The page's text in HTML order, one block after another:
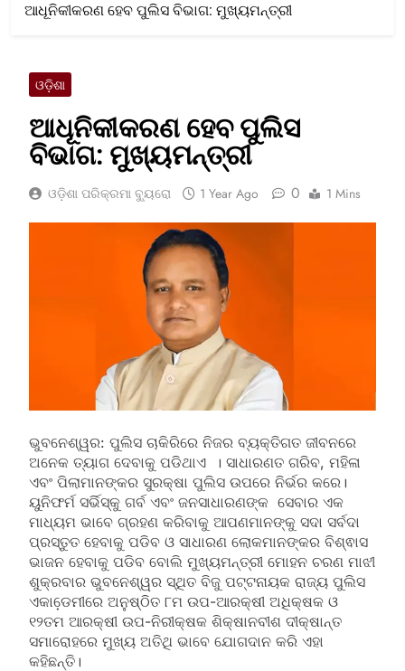
ଆଧୂନିକୀକରଣ ହେବ ପୁଲିସ ବିଭାଗ: ମୁଖ୍ୟମନ୍ତ୍ରୀ
ଓଡ଼ିଶା
ଆଧୂନିକୀକରଣ ହେବ ପୁଲିସ
ବିଭାଗ: ମୁଖ୍ୟମନ୍ତ୍ରୀ
ଓଡ଼ିଶା ପରିକ୍ରମା ବ୍ୟୁରୋ 1 Year Ago 0 1 Mins
ଭୁବନେଶ୍ୱର: ପୁଲିସ ଚାକିରିରେ ନିଜର ବ୍ୟକ୍ତିଗତ ଜୀବନରେ
ଅନେକ ତ୍ୟାଗ ଦେବାକୁ ପଡିଥାଏ । ସାଧାରଣତ ଗରିବ, ମହିଳା
ଏବଂ ପିଲାମାନଙ୍କର ସୁରକ୍ଷା ପୁଲିସ ଉପରେ ନିର୍ଭର କରେ।
ୟୁନିଫର୍ମ ସର୍ଭିସ୍‌କୁ ଗର୍ବ ଏବଂ ଜନସାଧାରଣଙ୍କ ସେବାର ଏକ
ମାଧ୍ୟମ ଭାବେ ଗ୍ରହଣ କରିବାକୁ ଆପଣମାନଙ୍କୁ ସଦା ସର୍ବଦା
ପ୍ରସ୍ତୁତ ହେବାକୁ ପଡିବ ଓ ସାଧାରଣ ଲୋକମାନଙ୍କର ବିଶ୍ଵାସ
ଭାଜନ ହେବାକୁ ପଡିବ ବୋଲି ମୁଖ୍ୟମନ୍ତ୍ରୀ ମୋହନ ଚରଣ ମାଝୀ
ଶୁକ୍ରବାର ଭୁବନେଶ୍ୱର ସ୍ଥିତ ବିଜୁ ପଟ୍ଟନାୟକ ରାଜ୍ୟ ପୁଲିସ
ଏକାଡେ଼ମୀରେ ଅନୁଷ୍ଠିତ ୮ମ ଉପ-ଆରକ୍ଷୀ ଅଧିକ୍ଷକ ଓ
୧୨ତମ ଆରକ୍ଷୀ ଉପ-ନିରୀକ୍ଷକ ଶିକ୍ଷାନବୀଶ ଦୀକ୍ଷାନ୍ତ
ସମାରୋହରେ ମୁଖ୍ୟ ଅତିଥି ଭାବେ ଯୋଗଦାନ କରି ଏହା
କହିଛନ୍ତି।